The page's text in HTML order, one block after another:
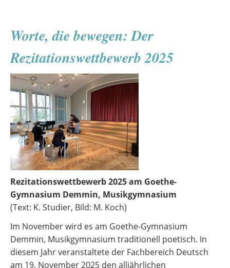
niederdeutscher
Rezitationswettbewerb
Worte, die bewegen: Der
Rezitationswettbewerb 2025
Rezitationswettbewerb 2025 am Goethe-
Gymnasium Demmin, Musikgymnasium
(Text: K. Studier, Bild: M. Koch)
Im November wird es am Goethe-Gymnasium
Demmin, Musikgymnasium traditionell poetisch. In
diesem Jahr veranstaltete der Fachbereich Deutsch
am 19. November 2025 den alljährlichen